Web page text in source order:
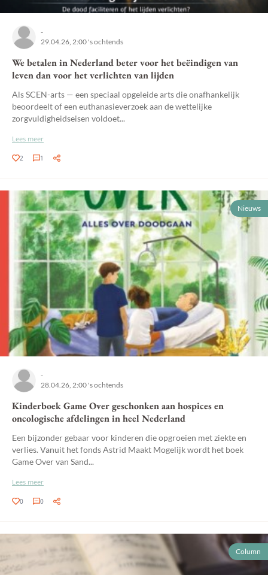
-
29.04.26, 2:00 's ochtends
We betalen in Nederland beter voor het beëindigen van
leven dan voor het verlichten van lijden
Als SCEN-arts — een speciaal opgeleide arts die onafhankelijk
beoordeelt of een euthanasieverzoek aan de wettelijke
zorgvuldigheidseisen voldoet...
Lees meer
2 1
Nieuws
-
28.04.26, 2:00 's ochtends
Kinderboek Game Over geschonken aan hospices en
oncologische afdelingen in heel Nederland
Een bijzonder gebaar voor kinderen die opgroeien met ziekte en
verlies. Vanuit het fonds Astrid Maakt Mogelijk wordt het boek
Game Over van Sand...
Lees meer
0 0
Column